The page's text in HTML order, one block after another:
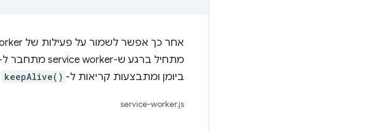
ביומן ומתבצעות קריאות ל- keepAlive()
service-worker.js